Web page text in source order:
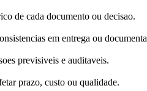
de cada documento ou decisao.
em entrega ou
previsiveis e auditaveis.
prazo, custo ou qualidade.